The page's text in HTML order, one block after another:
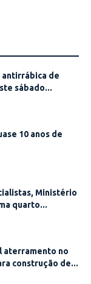
antirrábica de
sábado...
10 anos de
Ministério
quarto...
aterramento no
construção de...